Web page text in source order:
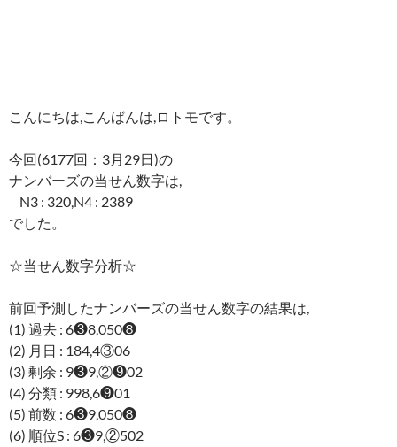
こんにちは,こんばんは,ロトモです。
今回(6177回：3月29日)の
ナンバーズの当せん数字は,
N3 : 320,N4 : 2389
でした。
☆当せん数字分析☆
前回予測したナンバーズの当せん数字の結果は,
(1) 過去 : 6❸8,050❽
(2) 月日 : 184,4③06
(3) 剰余 : 9❸9,②❾02
(4) 分類 : 998,6❾01
(5) 前数 : 6❸9,050❽
(6) 順位S : 6❸9,②502